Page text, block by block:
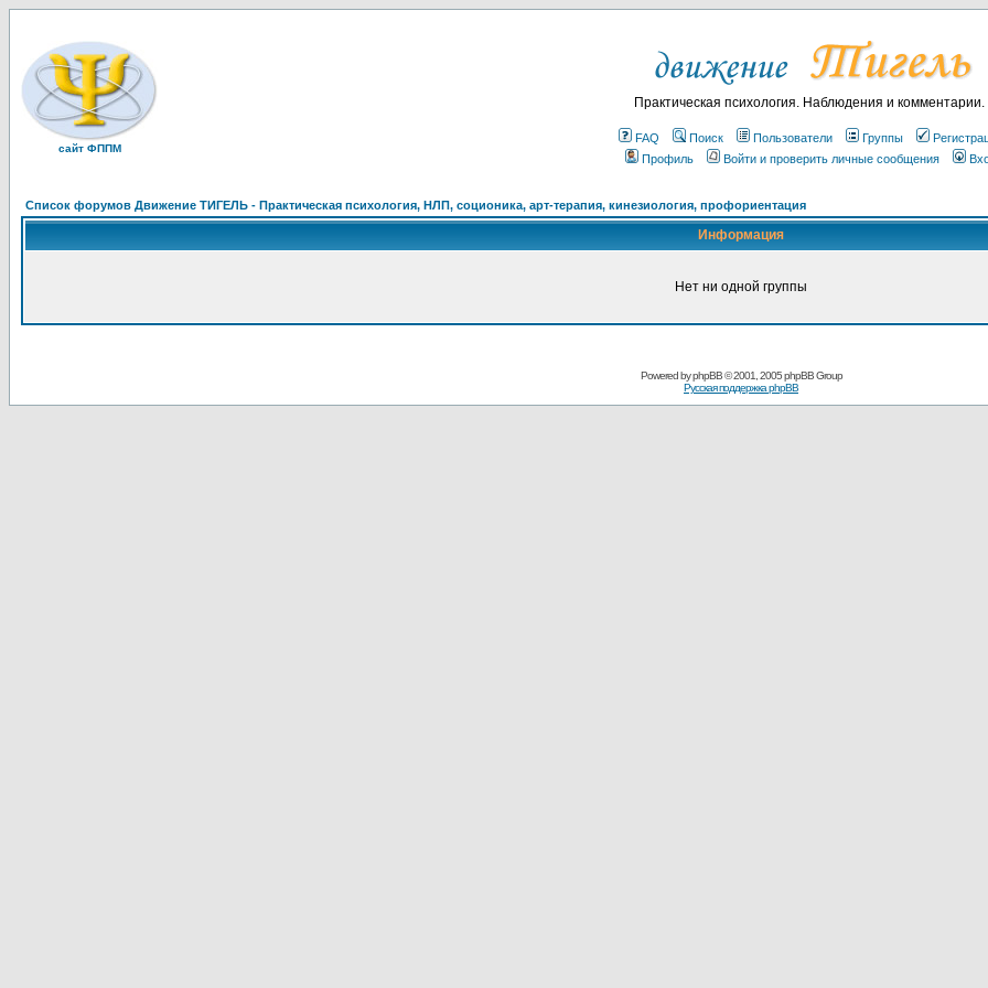
сайт ФППМ
Практическая психология. Наблюдения и комментарии.
FAQ Поиск Пользователи Группы
Профиль
Войти и проверить личные сообщения
Список форумов Движение ТИГЕЛЬ - Практическая психология, НЛП, соционика, арт-терапия, кинезиология, профориентация
Информация
Нет ни одной группы
Powered byphpBB© 2001, 2005 phpBB Group
Русская поддержка phpBB